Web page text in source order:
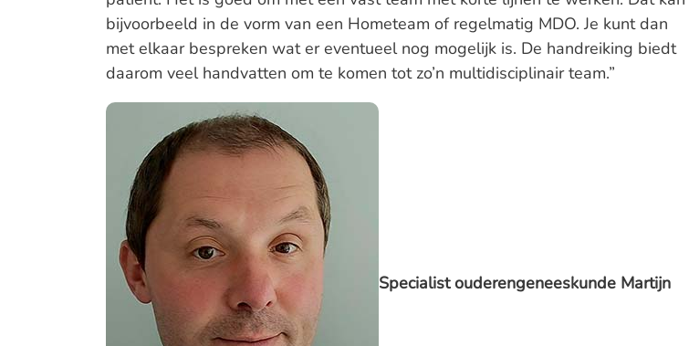
bijvoorbeeld in de vorm van een Hometeam of regelmatig MDO. Je kunt dan
met elkaar bespreken wat er eventueel nog mogelijk is. De handreiking biedt
daarom veel handvatten om te komen tot zo’n multidisciplinair team.”
Specialist ouderengeneeskunde Martijn